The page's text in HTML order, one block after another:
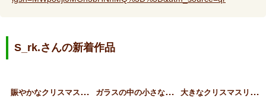
S_rk.さんの新着作品
賑
やかなクリスマスアレンジ ガ
ラスの中の小さなクリスマ… 大
きなクリスマスリース